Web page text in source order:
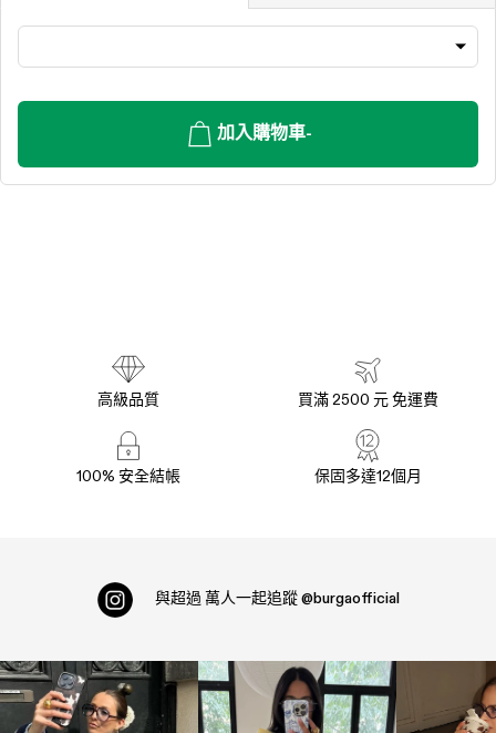
加入購物車-
高級品質 買滿 2500 元 免運費
100% 安全結帳 保固多達12個月
與超過 萬人一起追蹤 @burgaofficial